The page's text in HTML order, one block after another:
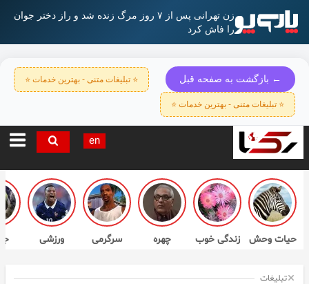
زن تهرانی پس از ۷ روز مرگ زنده شد و راز دختر جوان
را فاش کرد
← بازگشت به صفحه قبل ⭐ تبلیغات متنی - بهترین خدمات ⭐
⭐ تبلیغات متنی - بهترین خدمات ⭐